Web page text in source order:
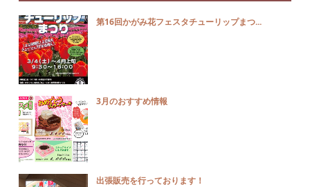
第16回かがみ花フェスタチューリップまつ...
3月のおすすめ情報
出張販売を行っております！